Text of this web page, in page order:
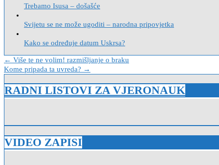
Trebamo Isusa – došašće
Svijetu se ne može ugoditi – narodna pripovjetka
Kako se određuje datum Uskrsa?
Navigacija
objava
← Više te ne volim! razmišljanje o braku
Kome pripada ta uvreda? →
RADNI LISTOVI ZA VJERONAUK
VIDEO ZAPISI